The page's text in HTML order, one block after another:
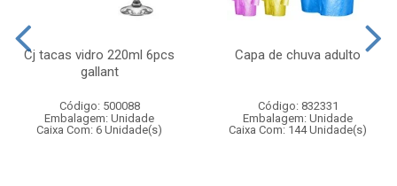
Cj tacas vidro 220ml 6pcs
gallant
Código: 500088
Embalagem: Unidade
Caixa Com: 6 Unidade(s)
Capa de chuva adulto
Código: 832331
Embalagem: Unidade
Caixa Com: 144 Unidade(s)